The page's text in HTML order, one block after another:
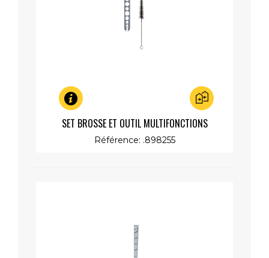
SET BROSSE ET OUTIL MULTIFONCTIONS
Référence: .898255